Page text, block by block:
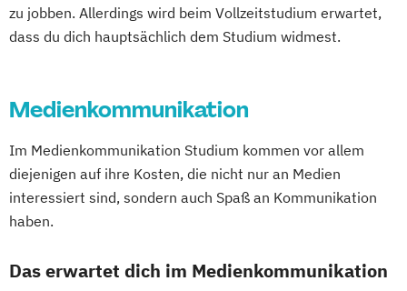
zu jobben. Allerdings wird beim Vollzeitstudium erwartet,
dass du dich hauptsächlich dem Studium widmest.
Medienkommunikation
Im Medienkommunikation Studium kommen vor allem
diejenigen auf ihre Kosten, die nicht nur an Medien
interessiert sind, sondern auch Spaß an Kommunikation
haben.
Das erwartet dich im Medienkommunikation